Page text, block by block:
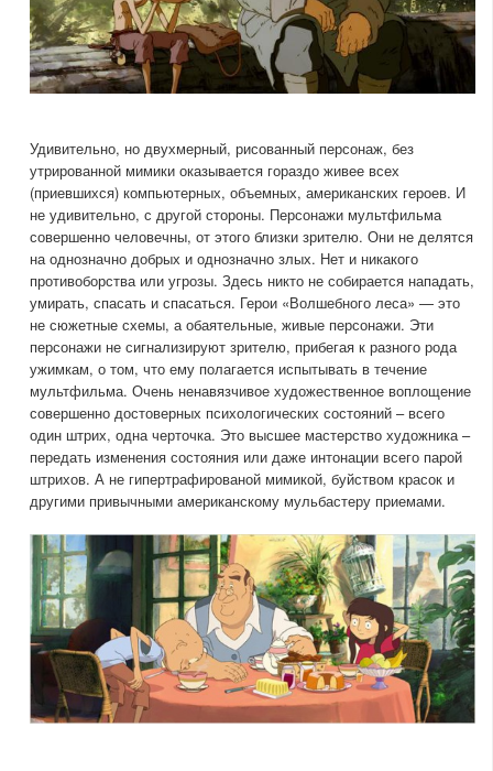
Удивительно, но двухмерный, рисованный персонаж, без
утрированной мимики оказывается гораздо живее всех
(приевшихся) компьютерных, объемных, американских героев. И
не удивительно, с другой стороны. Персонажи мультфильма
совершенно человечны, от этого близки зрителю. Они не делятся
на однозначно добрых и однозначно злых. Нет и никакого
противоборства или угрозы. Здесь никто не собирается нападать,
умирать, спасать и спасаться. Герои «Волшебного леса» — это
не сюжетные схемы, а обаятельные, живые персонажи. Эти
персонажи не сигнализируют зрителю, прибегая к разного рода
ужимкам, о том, что ему полагается испытывать в течение
мультфильма. Очень ненавязчивое художественное воплощение
совершенно достоверных психологических состояний – всего
один штрих, одна черточка. Это высшее мастерство художника –
передать изменения состояния или даже интонации всего парой
штрихов. А не гипертрафированой мимикой, буйством красок и
другими привычными американскому мульбастеру приемами.